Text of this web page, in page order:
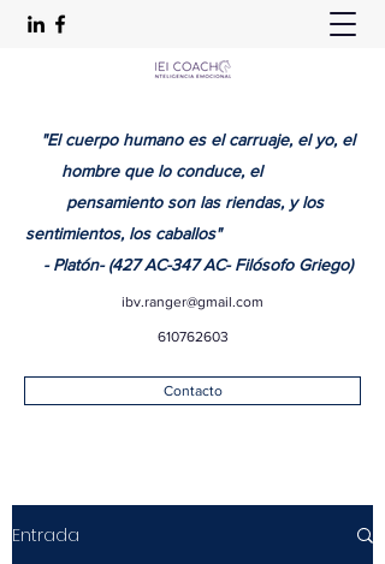
"El cuerpo humano es el carruaje, el yo, el
hombre que lo conduce, el
pensamiento son las riendas, y los
sentimientos, los caballos"
- Platón- (427 AC-347 AC- Filósofo Griego)
ibv.ranger@gmail.com
610762603
Contacto
Entrada